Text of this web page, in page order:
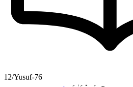
12/Yusuf-76